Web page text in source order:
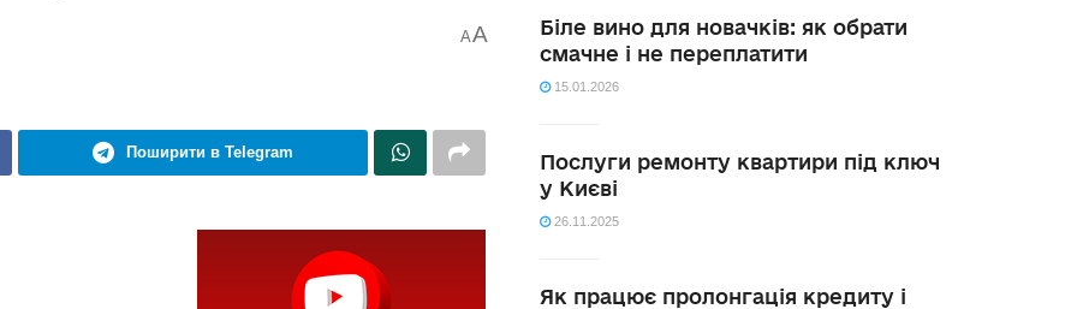
AA
Поширити в Telegram
Біле вино для новачків: як обрати
смачне і не переплатити
15.01.2026
Послуги ремонту квартири під ключ
у Києві
26.11.2025
Як працює пролонгація кредиту і